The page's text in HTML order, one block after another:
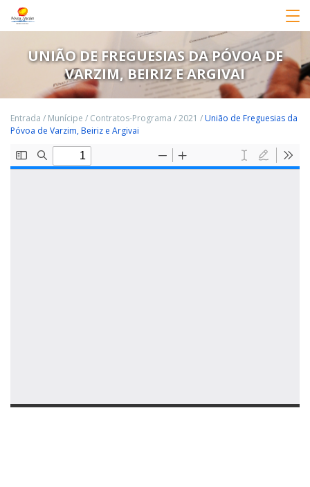
UNIÃO DE FREGUESIAS DA PÓVOA DE
VARZIM, BEIRIZ E ARGIVAI
Entrada / Munícipe / Contratos-Programa /2021 /União de Freguesias da
Póvoa de Varzim, Beiriz e Argivai